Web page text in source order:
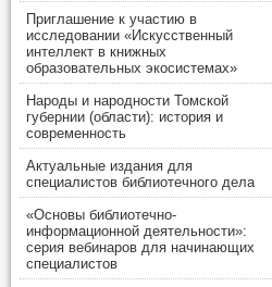
Приглашение к участию в
исследовании «Искусственный
интеллект в книжных
образовательных экосистемах»
Народы и народности Томской
губернии (области): история и
современность
Актуальные издания для
специалистов библиотечного дела
«Основы библиотечно-
информационной деятельности»:
серия вебинаров для начинающих
специалистов